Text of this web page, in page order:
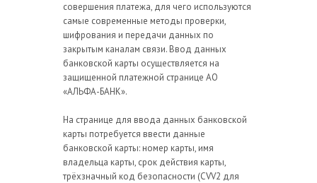
совершения платежа, для чего используются
самые современные методы проверки,
шифрования и передачи данных по
закрытым каналам связи. Ввод данных
банковской карты осуществляется на
защищенной платежной странице АО
«АЛЬФА-БАНК».
На странице для ввода данных банковской
карты потребуется ввести данные
банковской карты: номер карты, имя
владельца карты, срок действия карты,
трёхзначный код безопасности (CVV2 для